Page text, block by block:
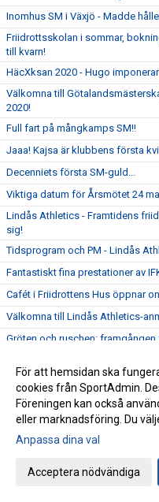
Inomhus SM i Växjö - Madde
Friidrottsskolan i sommar,
till kvarn!
HäcXksan 2020 - Hugo
Välkomna till
2020!
Full fart på mångkamps SM!!
Jaaa! Kajsa är klubbens första
Decenniets första SM-guld...
Viktiga datum för Årsmötet 24
Lindås Athletics - Framtidens
sig!
Tidsprogram och PM - Lindås
Fantastiskt fina prestationer av
Cafét i Friidrottens Hus öppnar
Välkomna till Lindås Athletics-
Gröten och ruschen:
Julklappsjakten - Three on the
Beställning av kläder!
Det är dags att återanmäla sig till
IFK kommer snart att kalla till
Nu är vi igång.. yes!!
För att hemsidan ska
cookies från SportAdmin.
Föreningen kan också
eller marknadsföring. Du
Anpassa dina val
Acceptera nödvändiga